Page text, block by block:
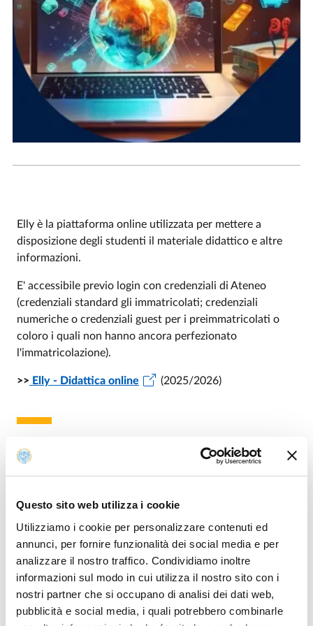
Questo sito web utilizza i cookie
Utilizziamo i cookie per personalizzare contenuti ed
annunci, per fornire funzionalità dei social media e per
analizzare il nostro traffico. Condividiamo inoltre
informazioni sul modo in cui utilizza il nostro sito con i
nostri partner che si occupano di analisi dei dati web,
pubblicità e social media, i quali potrebbero combinarle
Elly è la piattaforma online utilizzata per mettere a
disposizione degli studenti il materiale didattico e altre
informazioni.
E' accessibile previo login con credenziali di Ateneo
(credenziali standard gli immatricolati; credenziali
numeriche o credenziali guest per i preimmatricolati o
coloro i quali non hanno ancora perfezionato
l'immatricolazione).
>> Elly - Didattica online (2025/2026)
Archivio anni precedenti
GSPI A.A. 2023/2024
GSPI A.A. 2021/2022
GSPI A.A. 2020/2021